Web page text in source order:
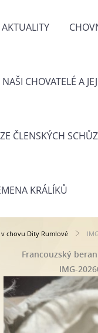
AKTUALITY
NAŠI CHOVATELÉ A
ČLENSKÝCH
KRÁLÍKŮ
chovu Dity Rumlové
Francouzský
IMG-